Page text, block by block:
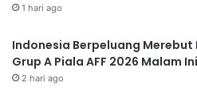
1 hari ago
Indonesia Berpeluang Merebut
Grup A Piala AFF 2026 Malam Ini
2 hari ago